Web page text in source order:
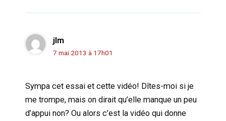
jlm
7 mai 2013 à 17h01
Sympa cet essai et cette vidéo! Dîtes-moi si je
me trompe, mais on dirait qu’elle manque un peu
d’appui non? Ou alors c’est la vidéo qui donne